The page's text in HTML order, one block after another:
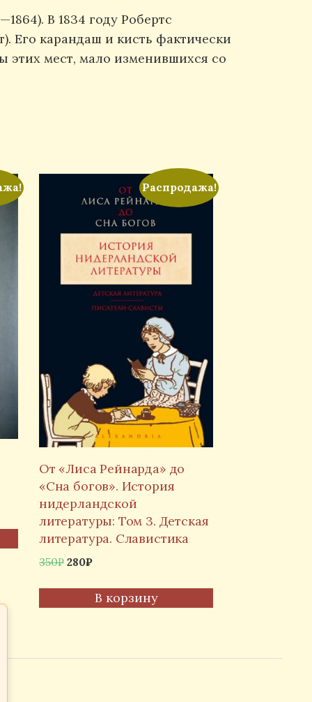
В 1834 году Робертс
Его карандаш и кисть фактически
этих мест, мало изменившихся со
Распродажа!
От «Лиса Рейнарда» до
«Сна богов». История
нидерландской
литературы: Том 3. Детская
литература. Славистика
350₽ Первоначальная
составляла
350₽.
280₽Текущая
280₽.
В корзину